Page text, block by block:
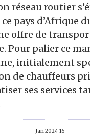
réseau routier
pays d’Afrique
offre de
Pour palier ce
initialement
de chauffeurs
ses services
16 Jan 2024